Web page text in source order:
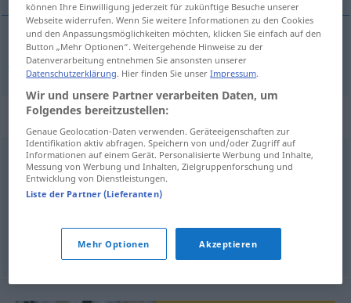
joke juxen
Synonyme für "juxen"
flachsen,spaßen,albern,herumkalbern (regional)
blödeln,ulken,herumalbern
© OpenThesaurus.de
können Ihre Einwilligung jederzeit für zukünftige Besuche unserer
Webseite widerrufen. Wenn Sie weitere Informationen zu den Cookies
und den Anpassungsmöglichkeiten möchten, klicken Sie einfach auf den
Button „Mehr Optionen“. Weitergehende Hinweise zu der
Datenverarbeitung entnehmen Sie ansonsten unserer
Datenschutzerklärung. Hier finden Sie unserImpressum.
Wir und unsere Partner verarbeiten Daten, um
Folgendes bereitzustellen:
Genaue Geolocation-Daten verwenden. Geräteeigenschaften zur
Identifikation aktiv abfragen. Speichern von und/oder Zugriff auf
Informationen auf einem Gerät. Personalisierte Werbung und Inhalte,
Messung von Werbung und Inhalten, Zielgruppenforschung und
Entwicklung von Dienstleistungen.
Liste der Partner (Lieferanten)
Mehr Optionen Akzeptieren